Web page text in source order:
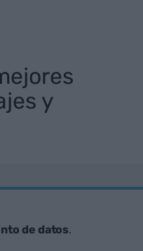
y
de datos.